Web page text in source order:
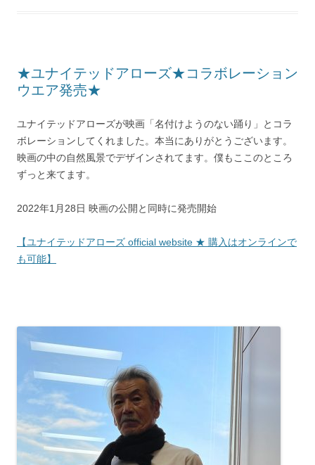
★ユナイテッドアローズ★コラボレーション
ウエア発売★
ユナイテッドアローズが映画「名付けようのない踊り」とコラ
ボレーションしてくれました。本当にありがとうございます。
映画の中の自然風景でデザインされてます。僕もここのところ
ずっと来てます。
2022年1月28日 映画の公開と同時に発売開始
【ユナイテッドアローズ official website ★ 購入はオンラインで
も可能】